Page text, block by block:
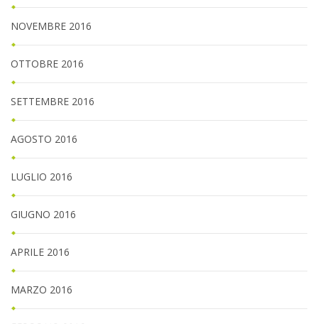
NOVEMBRE 2016
OTTOBRE 2016
SETTEMBRE 2016
AGOSTO 2016
LUGLIO 2016
GIUGNO 2016
APRILE 2016
MARZO 2016